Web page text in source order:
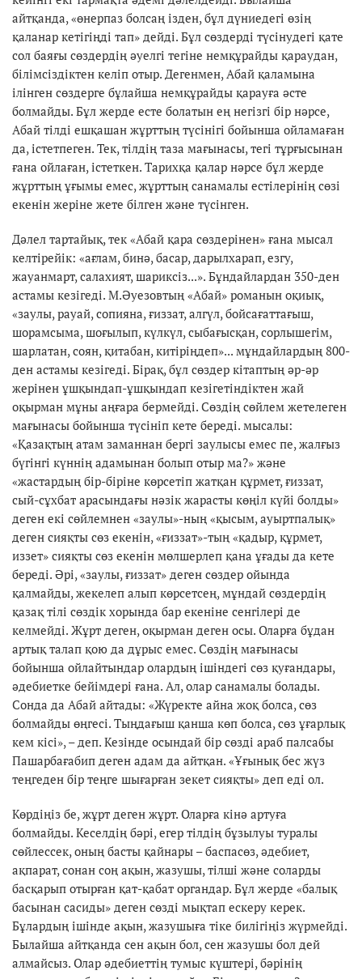
айтқанда, «өнерпаз болсаң ізден, бұл дүниедегі өзің
қаланар кетігіңді тап» дейді. Бұл сөздерді түсінудегі қате
сол баяғы сөздердің әуелгі тегіне немқұрайды қараудан,
білімсіздіктен келіп отыр. Дегенмен, Абай қаламына
ілінген сөздерге бұлайша немқұрайды қарауға әсте
болмайды. Бұл жерде есте болатын ең негізгі бір нәрсе,
Абай тілді ешқашан жұрттың түсінігі бойынша ойламаған
да, істетпеген. Тек, тілдің таза мағынасы, тегі тұрғысынан
ғана ойлаған, істеткен. Тарихқа қалар нәрсе бұл жерде
жұрттың ұғымы емес, жұрттың санамалы естілерінің сөзі
екенін жеріне жете білген және түсінген.
Дәлел тартайық, тек «Абай қара сөздерінен» ғана мысал
келтірейік: «ағлам, бинә, басар, дарылхарап, езгу,
жауанмарт, салахият, шариксіз...». Бұндайлардан 350-ден
астамы кезігеді. М.Әуезовтың «Абай» романын оқиық,
«заулы, рауай, сопияна, ғиззат, алгүл, бойсағаттағыш,
шорамсыма, шоғылып, күлкүл, сыбағысқан, сорлышегім,
шарлатан, соян, қитабан, китіріңдеп»... мұндайлардың 800-
ден астамы кезігеді. Бірақ, бұл сөздер кітаптың әр-әр
жерінен ұшқындап-ұшқындап кезігетіндіктен жай
оқырман мұны аңғара бермейді. Сөздің сөйлем жетелеген
мағынасы бойынша түсініп кете береді. мысалы:
«Қазақтың атам заманнан бергі заулысы емес пе, жалғыз
бүгінгі күннің адамынан болып отыр ма?» және
«жастардың бір-біріне көрсетіп жатқан құрмет, ғиззат,
сый-сұхбат арасындағы нәзік жарасты көңіл күйі болды»
деген екі сөйлемнен «заулы»-ның «қысым, ауыртпалық»
деген сияқты сөз екенін, «ғиззат»-тың «қадыр, құрмет,
иззет» сияқты сөз екенін мөлшерлеп қана ұғады да кете
береді. Әрі, «заулы, ғиззат» деген сөздер ойында
қалмайды, жекелеп алып көрсетсең, мұндай сөздердің
қазақ тілі сөздік хорында бар екеніне сенгілері де
келмейді. Жұрт деген, оқырман деген осы. Оларға бұдан
артық талап қою да дұрыс емес. Сөздің мағынасы
бойынша ойлайтындар олардың ішіндегі сөз қуғандары,
әдебиетке бейімдері ғана. Ал, олар санамалы болады.
Сонда да Абай айтады: «Жүректе айна жоқ болса, сөз
болмайды өңгесі. Тыңдағыш қанша көп болса, сөз ұғарлық
кем кісі», – деп. Кезінде осындай бір сөзді араб палсабы
Пашарбағабип деген адам да айтқан. «Ұғынық бес жүз
теңгеден бір теңге шығарған зекет сияқты» деп еді ол.
Көрдіңіз бе, жұрт деген жұрт. Оларға кінә артуға
болмайды. Кеселдің бәрі, егер тілдің бұзылуы туралы
сөйлессек, оның басты қайнары – баспасөз, әдебиет,
ақпарат, сонан соң ақын, жазушы, тілші және соларды
басқарып отырған қат-қабат органдар. Бұл жерде «балық
басынан сасиды» деген сөзді мықтап ескеру керек.
Бұлардың ішінде ақын, жазушыға тіке билігіңіз жүрмейді.
Былайша айтқанда сен ақын бол, сен жазушы бол дей
алмайсыз. Олар әдебиеттің тумыс күштері, бәрінің